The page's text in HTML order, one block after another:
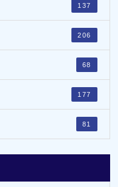
137
206
68
177
81